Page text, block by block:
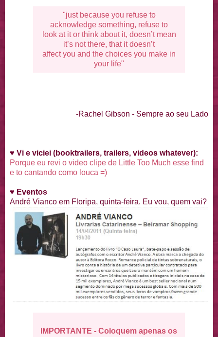
"just because you refuse to
acknowledge something, refuse to
look at it or think about it, doesn’t mean
it’s not there, that it doesn’t
affect you and the choices you make in
your life"
-Rachel Gibson - Sempre ao seu Lado
♥ Vi e viciei (booktrailers, trailers, videos whatever):
Porque eu revi o video clipe de Little Too Much esse find
e to cantando como louca =)
♥ Eventos
André Vianco em Floripa, quinta-feira. Eu vou, quem vai?
IMPORTANTE - Coloquem apenas os